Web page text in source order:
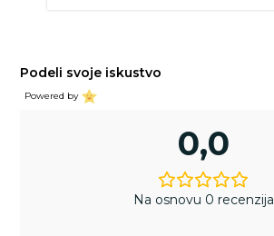
Podeli svoje iskustvo
Powered by
0,0
Na osnovu 0 recenzija